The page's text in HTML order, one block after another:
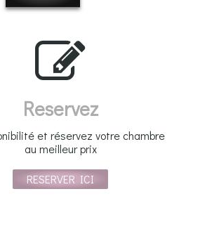
Reservez
et réservez votre chambre
au meilleur prix
RESERVER ICI